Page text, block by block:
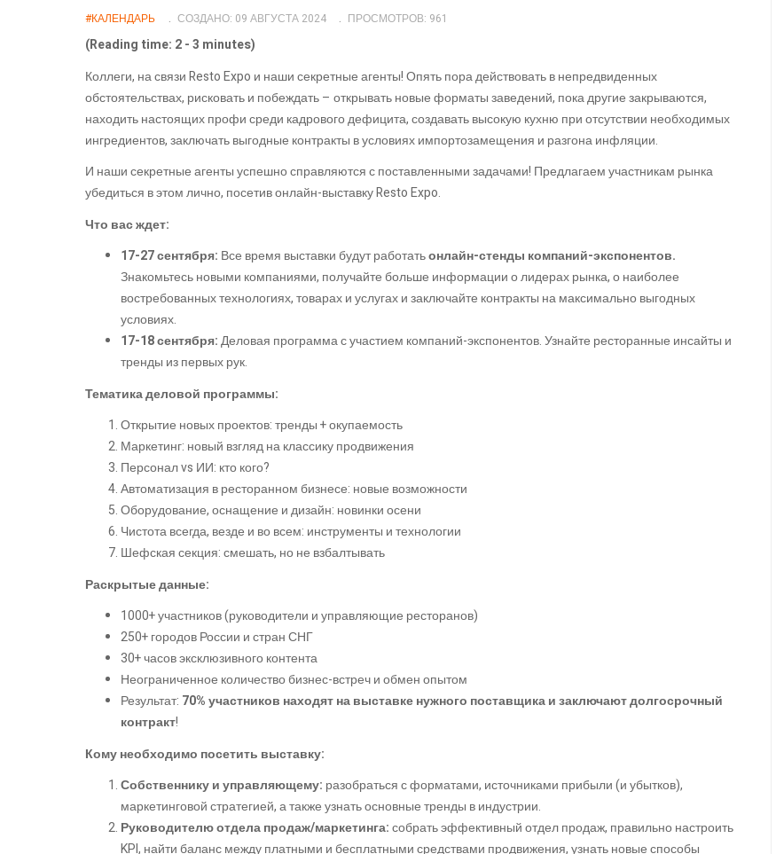
#КАЛЕНДАРЬ СОЗДАНО: 09 АВГУСТА 2024 ПРОСМОТРОВ: 961
(Reading time: 2 - 3 minutes)
Коллеги, на связи Resto Expo и наши секретные агенты! Опять пора действовать в непредвиденных
обстоятельствах, рисковать и побеждать – открывать новые форматы заведений, пока другие закрываются,
находить настоящих профи среди кадрового дефицита, создавать высокую кухню при отсутствии необходимых
ингредиентов, заключать выгодные контракты в условиях импортозамещения и разгона инфляции.
И наши секретные агенты успешно справляются с поставленными задачами! Предлагаем участникам рынка
убедиться в этом лично, посетив онлайн-выставку Resto Expo.
Что вас ждет:
17-27 сентября: Все время выставки будут работатьонлайн-стенды компаний-экспонентов.
Знакомьтесь новыми компаниями, получайте больше информации о лидерах рынка, о наиболее
востребованных технологиях, товарах и услугах и заключайте контракты на максимально выгодных
условиях.
17-18 сентября:Деловая программа с участием компаний-экспонентов. Узнайте ресторанные инсайты и
тренды из первых рук.
Тематика деловой программы:
Открытие новых проектов: тренды + окупаемость
Маркетинг: новый взгляд на классику продвижения
Персонал vs ИИ: кто кого?
Автоматизация в ресторанном бизнесе: новые возможности
Оборудование, оснащение и дизайн: новинки осени
Чистота всегда, везде и во всем: инструменты и технологии
Шефская секция: смешать, но не взбалтывать
Раскрытые данные:
1000+ участников (руководители и управляющие ресторанов)
250+ городов России и стран СНГ
30+ часов эксклюзивного контента
Неограниченное количество бизнес-встреч и обмен опытом
Результат: 70% участников находят на выставке нужного поставщика и заключают долгосрочный
контракт!
Кому необходимо посетить выставку:
Собственнику и управляющему: разобраться с форматами, источниками прибыли (и убытков),
маркетинговой стратегией, а также узнать основные тренды в индустрии.
Руководителю отдела продаж/маркетинга:собрать эффективный отдел продаж, правильно настроить
KPI, найти баланс между платными и бесплатными средствами продвижения, узнать новые способы